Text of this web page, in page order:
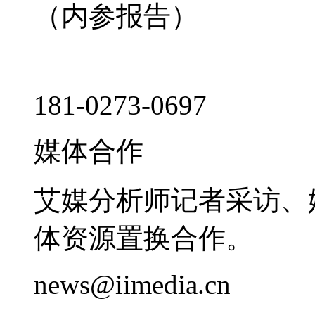
（内参报告）
181-0273-0697
媒体合作
艾媒分析师记者采访
体资源置换合作。
news@iimedia.cn